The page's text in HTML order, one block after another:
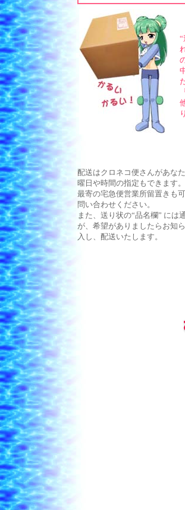
配送はクロネコ便さんがあな
曜日や時間の指定もできます。
最寄の宅急便営業所留置きも
問い合わせください。
また、送り状の“品名欄” には
が、希望がありましたらお知
入し、配送いたします。